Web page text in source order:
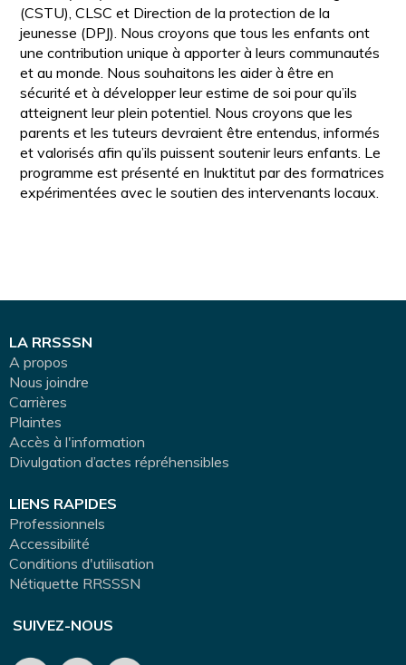
(CSTU), CLSC et Direction de la protection de la
jeunesse (DPJ). Nous croyons que tous les enfants ont
une contribution unique à apporter à leurs communautés
et au monde. Nous souhaitons les aider à être en
sécurité et à développer leur estime de soi pour qu’ils
atteignent leur plein potentiel. Nous croyons que les
parents et les tuteurs devraient être entendus, informés
et valorisés afin qu’ils puissent soutenir leurs enfants. Le
programme est présenté en Inuktitut par des formatrices
expérimentées avec le soutien des intervenants locaux.
LA RRSSSN
A propos
Nous joindre
Carrières
Plaintes
Accès à l'information
Divulgation d’actes répréhensibles
LIENS RAPIDES
Professionnels
Accessibilité
Conditions d'utilisation
Nétiquette RRSSSN
SUIVEZ-NOUS